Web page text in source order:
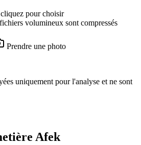
pour choisir
volumineux sont compressés
Prendre une photo
uniquement pour l'analyse et ne sont
Afek